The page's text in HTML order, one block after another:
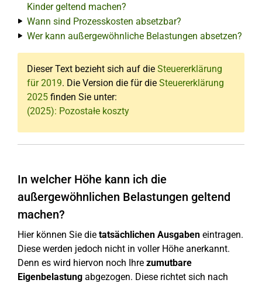
Kinder geltend machen?
Wann sind Prozesskosten absetzbar?
Wer kann außergewöhnliche Belastungen absetzen?
Dieser Text bezieht sich auf die Steuererklärung
für 2019. Die Version die für die Steuererklärung
2025 finden Sie unter:
(2025): Pozostałe koszty
In welcher Höhe kann ich die
außergewöhnlichen Belastungen geltend
machen?
Hier können Sie die tatsächlichen Ausgaben eintragen.
Diese werden jedoch nicht in voller Höhe anerkannt.
Denn es wird hiervon noch Ihre zumutbare
Eigenbelastung abgezogen. Diese richtet sich nach